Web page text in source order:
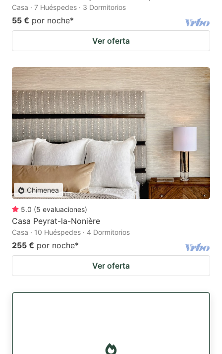
Casa · 7 Huéspedes · 3 Dormitorios
55 € por noche*
Ver oferta
Chimenea
5.0 (5 evaluaciones)
Casa Peyrat-la-Nonière
Casa · 10 Huéspedes · 4 Dormitorios
255 € por noche*
Ver oferta